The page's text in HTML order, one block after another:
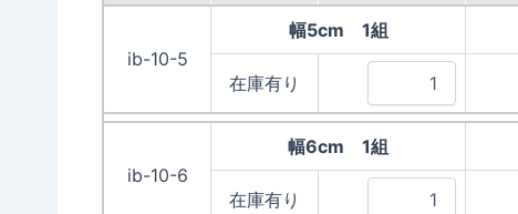
ib-10-5
幅5cm 1組
在庫有り
ib-10-6
幅6cm 1組
在庫有り